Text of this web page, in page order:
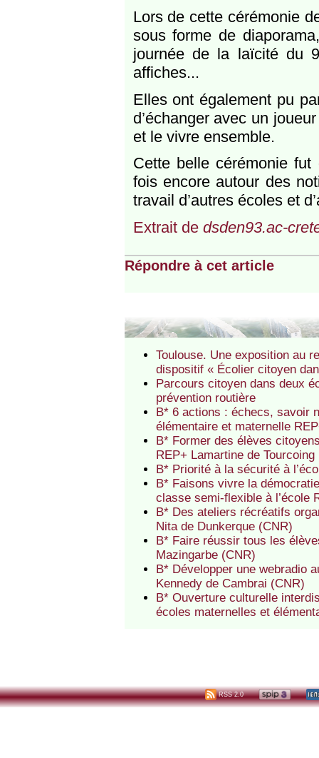
Lors de cette cérémonie
sous forme de
journée de la laïcité du
affiches...
Elles ont également pu
d’échanger avec un
et le vivre ensemble.
Cette belle cérémonie
fois encore autour des
travail d’autres écoles et
Extrait de dsden93.ac-
Répondre à cet article
Toulouse. Une exposition au
dispositif « Écolier citoyen
Parcours citoyen dans deux
prévention routière
B* 6 actions : échecs, savoir
élémentaire et maternelle
B* Former des élèves
REP+ Lamartine de Tourcoing
B* Priorité à la sécurité à
B* Faisons vivre la
classe semi-flexible à l’école
B* Des ateliers récréatifs
Nita de Dunkerque (CNR)
B* Faire réussir tous les
Mazingarbe (CNR)
B* Développer une webradio
Kennedy de Cambrai (CNR)
B* Ouverture culturelle
écoles maternelles et
RSS 2.0